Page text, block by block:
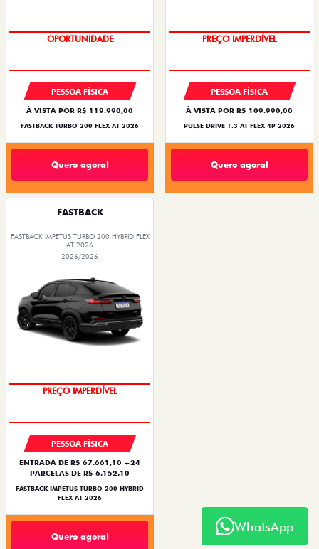
OPORTUNIDADE
PESSOA FÍSICA
À VISTA POR R$ 119.990,00
FASTBACK TURBO 200 FLEX AT 2026
Quero agora!
BARATO DO BRASIL
PESSOA FÍSICA
À VISTA POR R$ 109.990,00
PULSE DRIVE 1.3 AT FLEX 4P 2026
Quero agora!
FASTBACK
FASTBACK IMPETUS TURBO 200 HYBRID FLEX
AT 2026
2026/2026
PESSOA FÍSICA
ENTRADA DE R$ 67.661,10 +24
PARCELAS DE R$ 6.152,10
FASTBACK IMPETUS TURBO 200 HYBRID
FLEX AT 2026
Quero agora!
WhatsApp